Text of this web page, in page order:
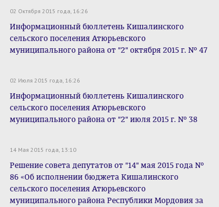
02 Октября 2015 года, 16:26
Информационный бюллетень Кишалинского
сельского поселения Атюрьевского
муниципального района от "2" октября 2015 г. № 47
02 Июля 2015 года, 16:26
Информационный бюллетень Кишалинского
сельского поселения Атюрьевского
муниципального района от "2" июля 2015 г. № 38
14 Мая 2015 года, 13:10
Решение совета депутатов от "14" мая 2015 года №
86 «Об исполнении бюджета Кишалинского
сельского поселения Атюрьевского
муниципального района Республики Мордовия за